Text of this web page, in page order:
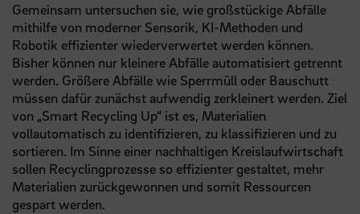
Gemeinsam untersuchen sie, wie großstückige Abfälle
mithilfe von moderner Sensorik, KI-Methoden und
Robotik effizienter wiederverwertet werden können.
Bisher können nur kleinere Abfälle automatisiert getrennt
werden. Größere Abfälle wie Sperrmüll oder Bauschutt
müssen dafür zunächst aufwendig zerkleinert werden. Ziel
von „Smart Recycling Up“ ist es, Materialien
vollautomatisch zu identifizieren, zu klassifizieren und zu
sortieren. Im Sinne einer nachhaltigen Kreislaufwirtschaft
sollen Recyclingprozesse so effizienter gestaltet, mehr
Materialien zurückgewonnen und somit Ressourcen
gespart werden.